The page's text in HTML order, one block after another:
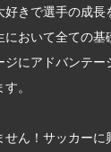
きで選手の成長
において全ての
ジにアドバンテ
。
せん！サッカー